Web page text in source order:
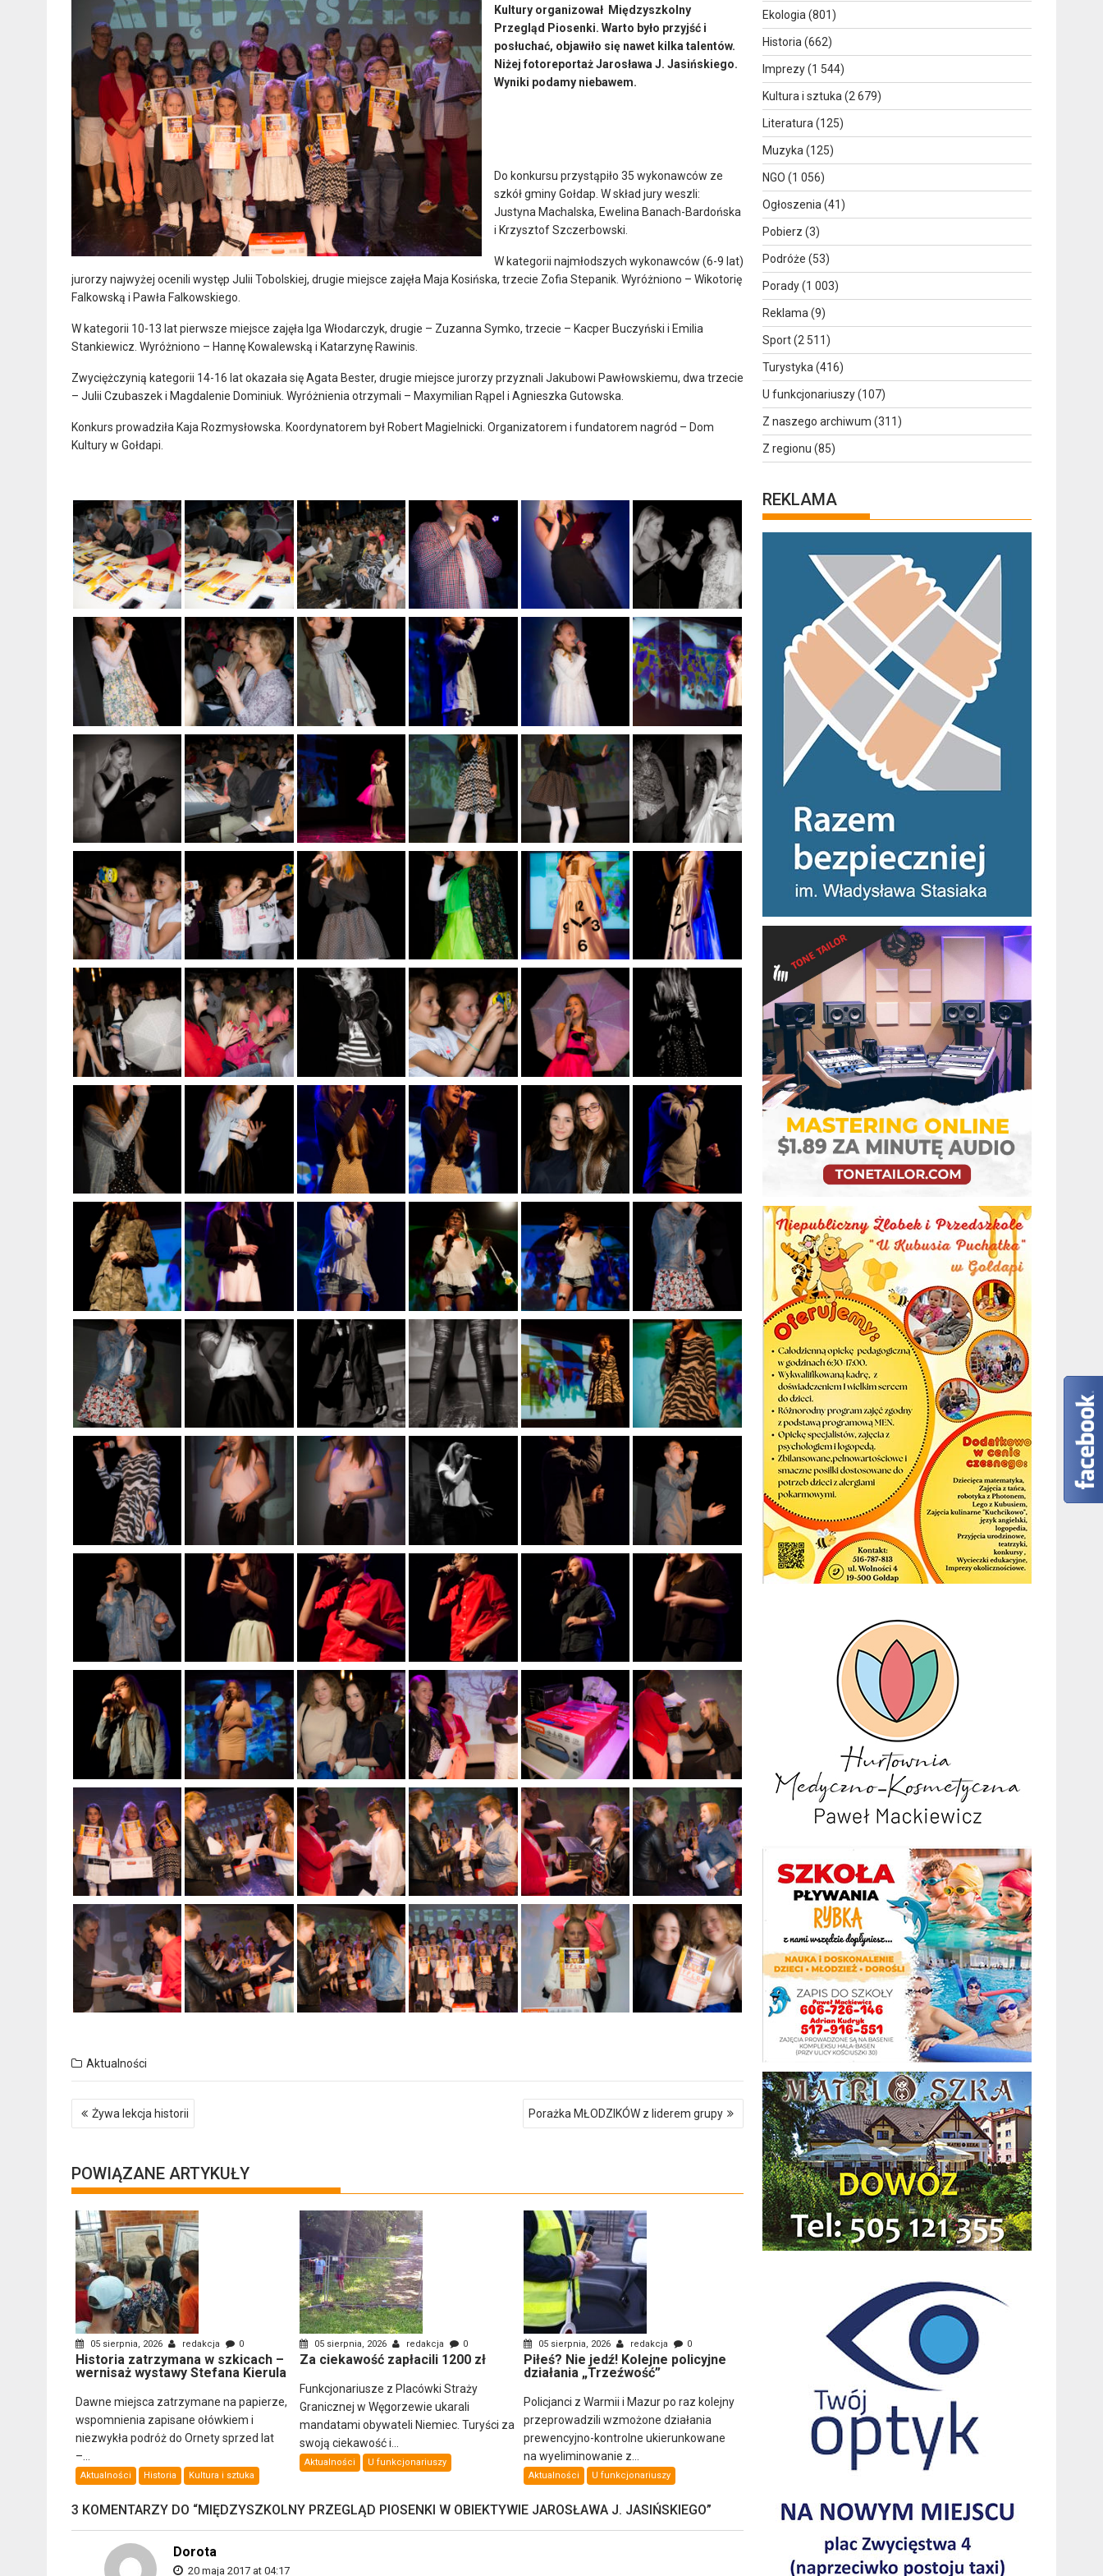
Kultury organizował Międzyszkolny
Przegląd Piosenki. Warto było przyjść i
posłuchać, objawiło się nawet kilka talentów.
Niżej fotoreportaż Jarosława J. Jasińskiego.
Wyniki podamy niebawem.
Do konkursu przystąpiło 35 wykonawców ze
szkół gminy Gołdap. W skład jury weszli:
Justyna Machalska, Ewelina Banach-Bardońska
i Krzysztof Szczerbowski.
W kategorii najmłodszych wykonawców (6-9 lat)
jurorzy najwyżej ocenili występ Julii Tobolskiej, drugie miejsce zajęła Maja Kosińska, trzecie Zofia Stepanik. Wyróżniono – Wikotorię
Falkowską i Pawła Falkowskiego.
W kategorii 10-13 lat pierwsze miejsce zajęła Iga Włodarczyk, drugie – Zuzanna Symko, trzecie – Kacper Buczyński i Emilia
Stankiewicz. Wyróżniono – Hannę Kowalewską i Katarzynę Rawinis.
Zwyciężczynią kategorii 14-16 lat okazała się Agata Bester, drugie miejsce jurorzy przyznali Jakubowi Pawłowskiemu, dwa trzecie
– Julii Czubaszek i Magdalenie Dominiuk. Wyróżnienia otrzymali – Maxymilian Rąpel i Agnieszka Gutowska.
Konkurs prowadziła Kaja Rozmysłowska. Koordynatorem był Robert Magielnicki. Organizatorem i fundatorem nagród – Dom
Kultury w Gołdapi.
Aktualności
Nawigacja
wpisuŻywa lekcja historii Porażka MŁODZIKÓW z liderem grupy
POWIĄZANE ARTYKUŁY
05 sierpnia, 2026 redakcja 0
Historia zatrzymana w szkicach –
wernisaż wystawy Stefana Kierula
Dawne miejsca zatrzymane na papierze,
wspomnienia zapisane ołówkiem i
niezwykła podróż do Ornety sprzed lat
–...
Aktualności Historia Kultura i sztuka
05 sierpnia, 2026 redakcja 0
Za ciekawość zapłacili 1200 zł
Funkcjonariusze z Placówki Straży
Granicznej w Węgorzewie ukarali
mandatami obywateli Niemiec. Turyści za
swoją ciekawość i...
Aktualności U funkcjonariuszy
05 sierpnia, 2026 redakcja 0
Piłeś? Nie jedź! Kolejne policyjne
działania „Trzeźwość”
Policjanci z Warmii i Mazur po raz kolejny
przeprowadzili wzmożone działania
prewencyjno-kontrolne ukierunkowane
na wyeliminowanie z...
Aktualności U funkcjonariuszy
3 KOMENTARZY DO “MIĘDZYSZKOLNY PRZEGLĄD PIOSENKI W OBIEKTYWIE JAROSŁAWA J. JASIŃSKIEGO”
Dorota
20 maja 2017 at 04:17
Ekologia (801)
Historia (662)
Imprezy(1 544)
Kultura i sztuka (2 679)
Literatura (125)
Muzyka (125)
NGO (1 056)
Ogłoszenia (41)
Pobierz (3)
Podróże (53)
Porady(1 003)
Reklama (9)
Sport(2 511)
Turystyka (416)
U funkcjonariuszy(107)
Z naszego archiwum (311)
Z regionu (85)
REKLAMA